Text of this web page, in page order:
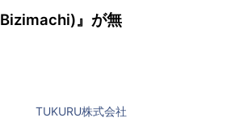
』が無
TUKURU株式会社